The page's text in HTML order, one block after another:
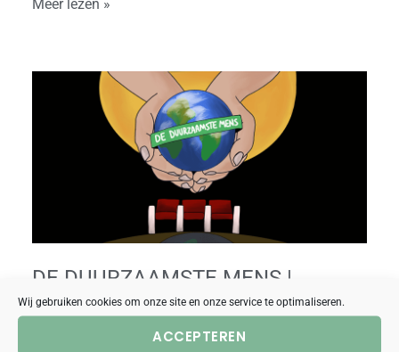
Wij gebruiken cookies om onze site en onze service te optimaliseren.
ACCEPTEREN
Meer lezen »
DE DUURZAAMSTE MENS |
EDUCATIEVE DUURZAAMHEID
Duurzaamste